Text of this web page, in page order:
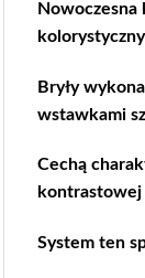
Nowoczesna
Bryły
wstawkami
Cechą
System ten